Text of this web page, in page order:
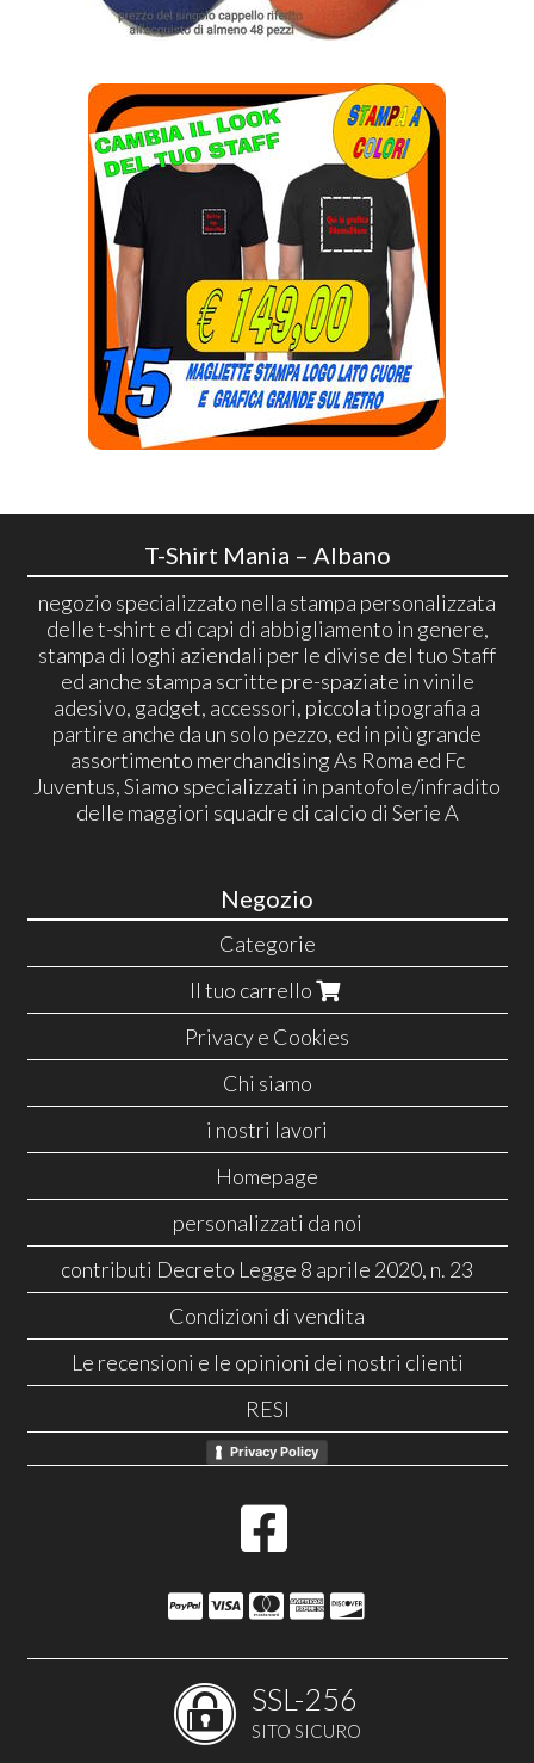
T-Shirt Mania – Albano
negozio specializzato nella stampa personalizzata
delle t-shirt e di capi di abbigliamento in genere,
stampa di loghi aziendali per le divise del tuo Staff
ed anche stampa scritte pre-spaziate in vinile
adesivo, gadget, accessori, piccola tipografia a
partire anche da un solo pezzo, ed in più grande
assortimento merchandising As Roma ed Fc
Juventus, Siamo specializzati in pantofole/infradito
delle maggiori squadre di calcio di Serie A
Negozio
Categorie
Il tuo carrello
Privacy e Cookies
Chi siamo
i nostri lavori
Homepage
personalizzati da noi
contributi Decreto Legge 8 aprile 2020, n. 23
Condizioni di vendita
Le recensioni e le opinioni dei nostri clienti
RESI
Privacy Policy
SSL-256
SITO SICURO